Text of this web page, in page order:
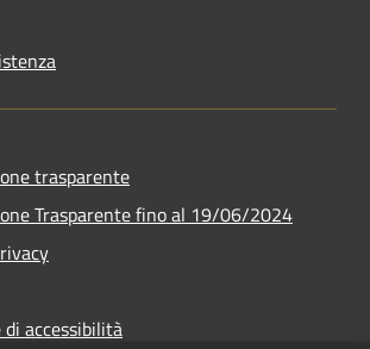
trasparente
Trasparente fino al 19/06/2024
accessibilità